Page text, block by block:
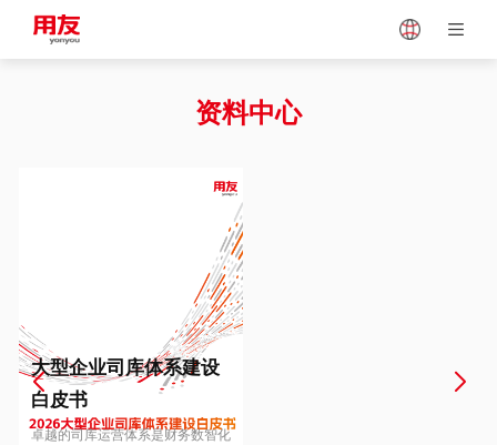
Vietnam
Europe
Hungary
资料中心
大型企业司库体系建设
白皮书
卓越的司库运营体系是财务数智化